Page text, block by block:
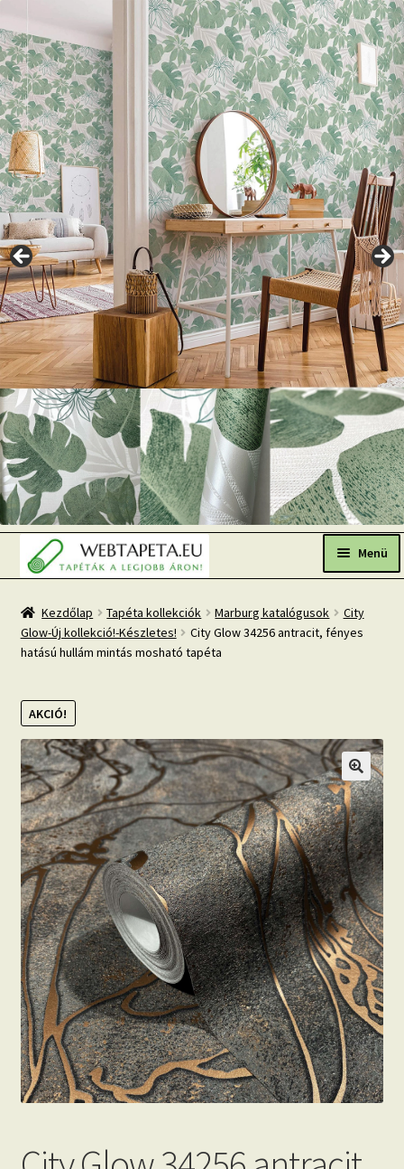
Ugrás
a
navigációhoz
Kilépés
a
tartalomba Menü
Népszerű tapéták
Tapéta BLOG
Mi az a fotótapéta?
Tapétázási tanácsok
Beton hatású tapéták
Kapcsolat
Kezdőlap Tapéta kollekciók Marburg katalógusok
City
Glow-Új kollekció!-Készletes!
City Glow 34256 antracit, fényes
hatású hullám mintás mosható tapéta
AKCIÓ!